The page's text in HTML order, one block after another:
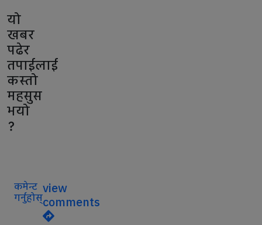
यो
खबर
पढेर
तपाईलाई
कस्तो
महसुस
भयो
?
कमेन्ट
गर्नुहोस्
view
comments